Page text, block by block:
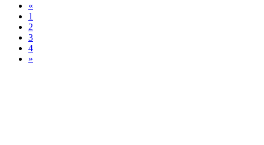
«
1
2
3
4
»